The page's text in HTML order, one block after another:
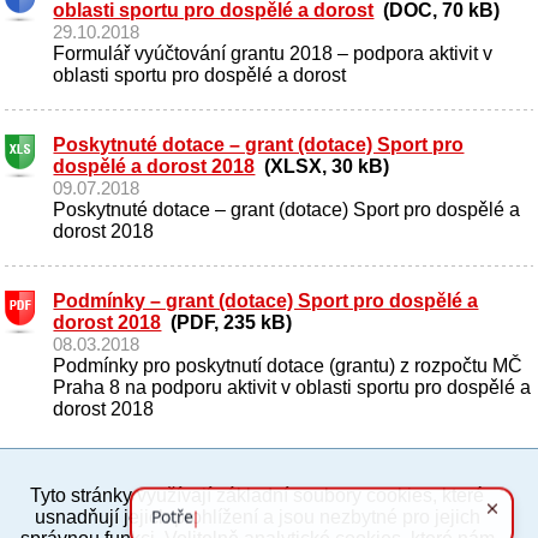
oblasti sportu pro dospělé a dorost(DOC, 70 kB)
29.10.2018
Formulář vyúčtování grantu 2018 – podpora aktivit v
oblasti sportu pro dospělé a dorost
Poskytnuté dotace – grant (dotace) Sport pro
dospělé a dorost 2018 (XLSX, 30 kB)
09.07.2018
Poskytnuté dotace – grant (dotace) Sport pro dospělé a
dorost 2018
Podmínky – grant (dotace) Sport pro dospělé a
dorost 2018 (PDF, 235 kB)
08.03.2018
Podmínky pro poskytnutí dotace (grantu) z rozpočtu MČ
Praha 8 na podporu aktivit v oblasti sportu pro dospělé a
dorost 2018
ENG
Tyto stránky využívají základní soubory cookies, které
usnadňují jejich prohlížení a jsou nezbytné pro jejich